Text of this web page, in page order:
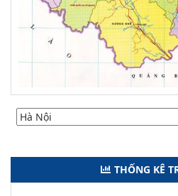
THỐNG KÊ